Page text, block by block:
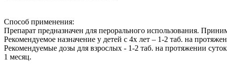
Способ применения:
Препарат предназначен для перорального использования.
Рекомендуемое назначение у детей с 4х лет – 1-2 таб. на
Рекомендуемые дозы для взрослых - 1-2 таб. на протяжении
1 месяц.